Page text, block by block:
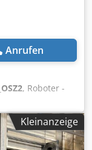
Anrufen
, Roboter -
(50 mm) und
1000 mm
Aokr
vorhanden
Kleinanzeige